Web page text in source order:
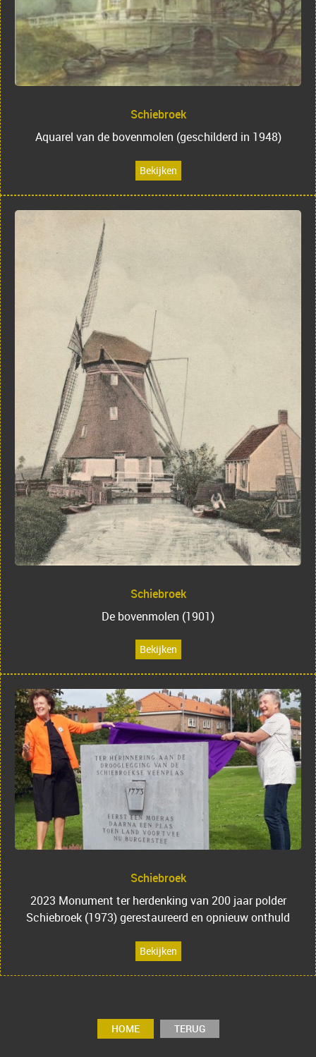
Schiebroek
Aquarel van de bovenmolen (geschilderd in 1948)
Bekijken
Schiebroek
De bovenmolen (1901)
Bekijken
Schiebroek
2023 Monument ter herdenking van 200 jaar polder
Schiebroek (1973) gerestaureerd en opnieuw onthuld
Bekijken
HOME TERUG